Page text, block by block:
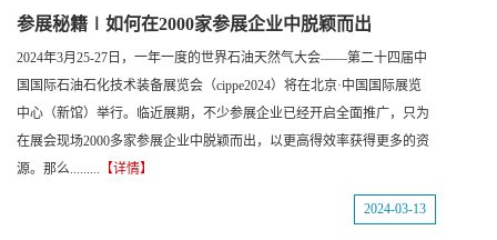
参展秘籍∣如何在2000家参展企业中脱颖而出
2024年3月25-27日，一年一度的世界石油天然气大会——第二十四届中
国国际石油石化技术装备展览会（cippe2024）将在北京·中国国际展览
中心（新馆）举行。临近展期，不少参展企业已经开启全面推广，只为
在展会现场2000多家参展企业中脱颖而出，以更高得效率获得更多的资
源。那么......... 【详情】
2024-03-13